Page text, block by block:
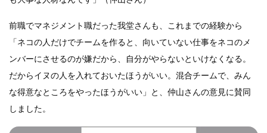
前職でマネジメント職だった我堂さんも、これまでの経験から
「ネコの人だけでチームを作ると、向いていない仕事をネコのメ
ンバーにさせるのが嫌だから、自分がやらないといけなくなる。
だからイヌの人を入れておいたほうがいい。混合チームで、みん
な得意なところをやったほうがいい」と、仲山さんの意見に賛同
しました。